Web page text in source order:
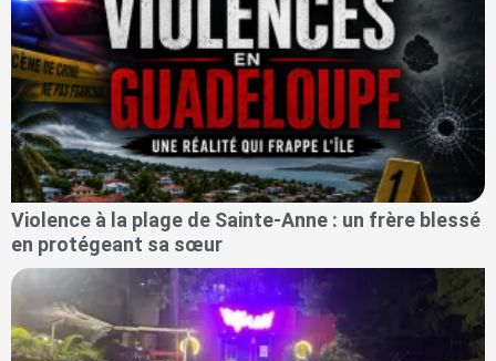
Violence à la plage de Sainte-Anne : un frère blessé
en protégeant sa sœur